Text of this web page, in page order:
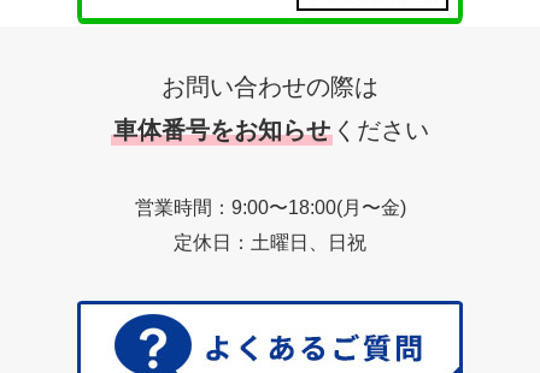
お問い合わせの際は
車体番号をお知らせ ください
営業時間：9:00〜18:00(月〜金)
定休日：土曜日、日祝